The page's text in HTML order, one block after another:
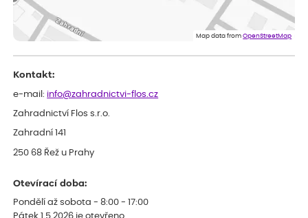
Flos je nejlepší &#129321;
Map data fromOpenStreetMap
Kontakt:
e-mail: info@zahradnictvi-flos.cz
Zahradnictví Flos s.r.o.
Zahradní 141
250 68 Řež u Prahy
Otevírací doba:
Pondělí až sobota - 8:00 - 17:00